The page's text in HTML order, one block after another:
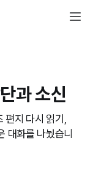
과 소신
지 다시 읽기,
대화를 나눴습니